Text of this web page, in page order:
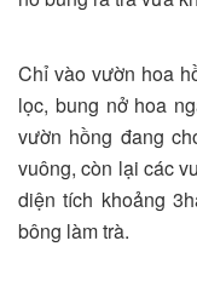
Chỉ vào vườn hoa
lọc, bung nở hoa
vườn hồng đang
vuông, còn lại các
diện tích khoảng
bông làm trà.